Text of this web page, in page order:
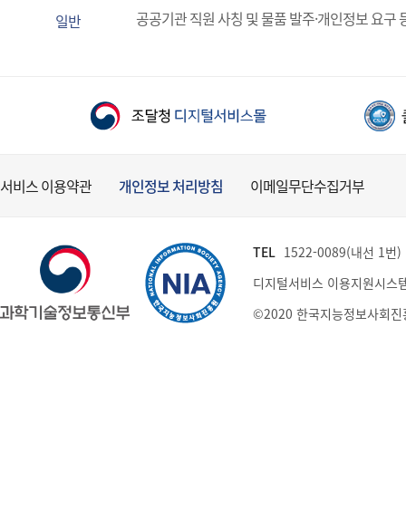
일반 공공기관 직원 사칭 및 물품 발주·개인정보 요구
서비스 이용약관 개인정보 처리방침 이메일무단수집거부
TEL 1522-0089(내선 1번
디지털서비스 이용지원시스
©2020 한국지능정보사회진